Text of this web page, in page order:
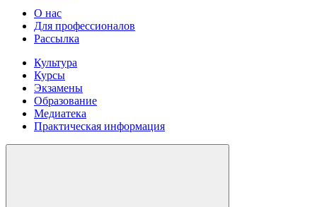
О нас
Для профессионалов
Рассылка
Культура
Курсы
Экзамены
Образование
Медиатека
Практическая информация